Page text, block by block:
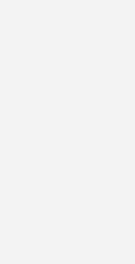
waren.
die
300 MW
Sorge bereitet
Jahre verzögerten
für breite
des